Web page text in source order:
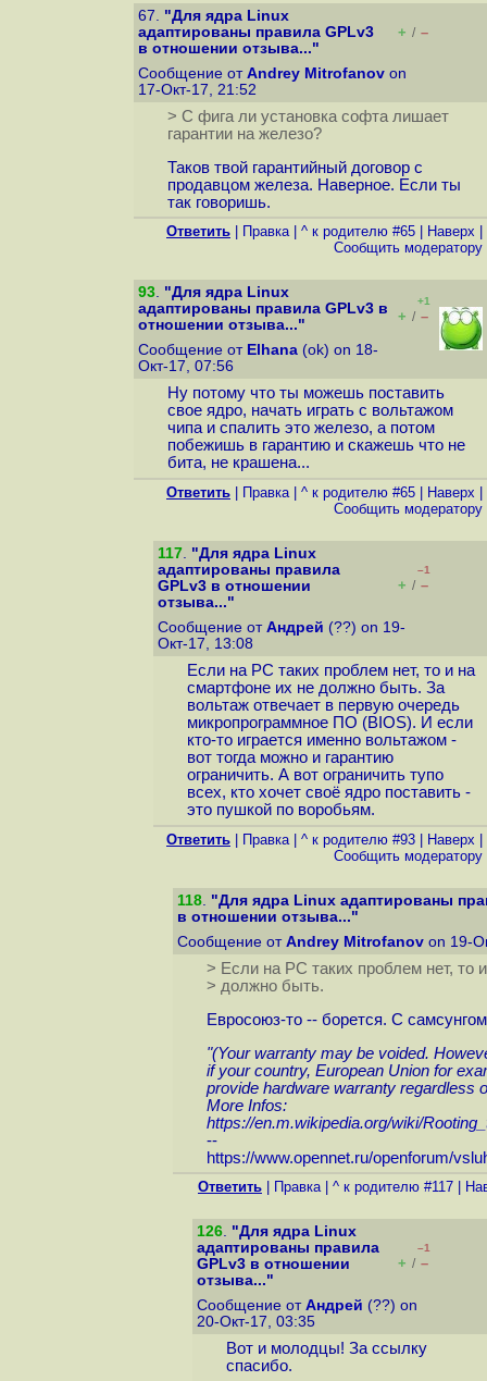
67. "Для ядра Linux
адаптированы правила GPLv3
в отношении отзыва..."
+ / –
Сообщение от Andrey Mitrofanov on
17-Окт-17, 21:52
> С фига ли установка софта лишает
гарантии на железо?
Таков твой гарантийный договор с
продавцом железа. Наверное. Если ты
так говоришь.
Ответить Правка| ^ к родителю #65 Наверх
Cообщить модератору
93. "Для ядра Linux
адаптированы правила GPLv3 в
отношении отзыва..."
+1
+ / –
Сообщение от Elhana (ok) on 18-
Окт-17, 07:56
Ну потому что ты можешь поставить
свое ядро, начать играть с вольтажом
чипа и спалить это железо, а потом
побежишь в гарантию и скажешь что не
бита, не крашена...
Ответить Правка| ^ к родителю #65 Наверх
Cообщить модератору
117. "Для ядра Linux
адаптированы правила
GPLv3 в отношении
отзыва..."
–1
+ / –
Сообщение от Андрей (??) on 19-
Окт-17, 13:08
Если на PC таких проблем нет, то и на
смартфоне их не должно быть. За
вольтаж отвечает в первую очередь
микропрограммное ПО (BIOS). И если
кто-то играется именно вольтажом -
вот тогда можно и гарантию
ограничить. А вот ограничить тупо
всех, кто хочет своё ядро поставить -
это пушкой по воробьям.
Ответить Правка| ^ к родителю #93 Наверх
Cообщить модератору
118. "Для ядра Linux адаптированы
в отношении отзыва..."
Сообщение от Andrey Mitrofanov on 19-
> Если на PC таких проблем нет, то
> должно быть.
Евросоюз-то -- борется. С
"(Your warranty may be voided.
if your country, European Union for
provide hardware warranty regardless
More Infos:
https://en.m.wikipedia.org/wiki/
--
https://www.opennet.ru/openforum/
Ответить Правка| ^ к родителю #117
126. "Для ядра Linux
адаптированы правила
GPLv3 в отношении
отзыва..."
–1
+ / –
Сообщение от Андрей (??) on
20-Окт-17, 03:35
Вот и молодцы! За ссылку
спасибо.